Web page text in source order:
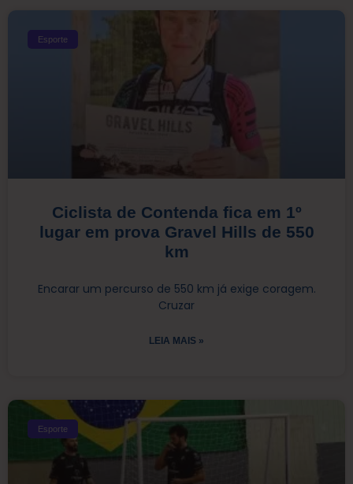
Esporte
Ciclista de Contenda fica em 1º
lugar em prova Gravel Hills de 550
km
Encarar um percurso de 550 km já exige coragem.
Cruzar
LEIA MAIS »
Esporte